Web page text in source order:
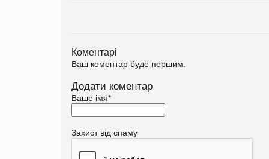
Коментарі
Ваш коментар буде першим.
Додати коментар
Ваше імя*
Захист від спаму